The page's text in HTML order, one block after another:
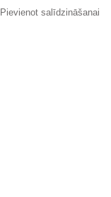
Pievienot salīdzināšanai